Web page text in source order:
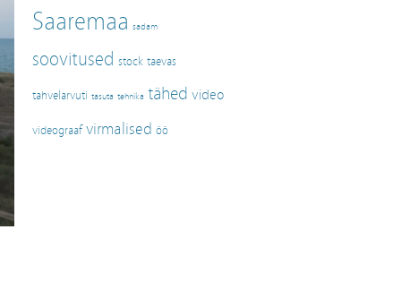
Saaremaa sadam
soovitused stock taevas
tahvelarvuti tasuta tehnika tähed video
videograaf virmalised öö